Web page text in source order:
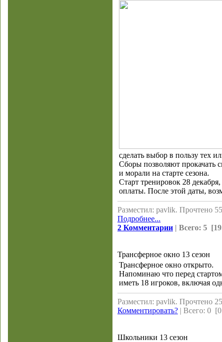
сделать выбор в пользу тех
Cборы позволяют прокачать
и морали на старте сезона.
Старт тренировок 28
оплаты. После этой даты,
Разместил: pavlik. Прочтено
Подробнее...
2 Комментарии | Всего: 5
Трансферное окно 13 сезон
Трансферное окно открыто.
Напоминаю что перед
иметь 18 игроков, включая
Разместил: pavlik. Прочтено
Комментировать? | Всего: 0
Школьники 13 сезон